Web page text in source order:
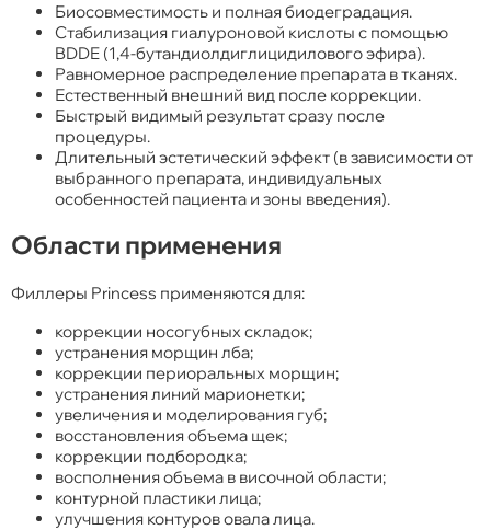
Биосовместимость и полная биодеградация.
Стабилизация гиалуроновой кислоты с помощью
BDDE (1,4-бутандиолдиглицидилового эфира).
Равномерное распределение препарата в тканях.
Естественный внешний вид после коррекции.
Быстрый видимый результат сразу после
процедуры.
Длительный эстетический эффект (в зависимости от
выбранного препарата, индивидуальных
особенностей пациента и зоны введения).
Области применения
Филлеры Princess применяются для:
коррекции носогубных складок;
устранения морщин лба;
коррекции периоральных морщин;
устранения линий марионетки;
увеличения и моделирования губ;
восстановления объема щек;
коррекции подбородка;
восполнения объема в височной области;
контурной пластики лица;
улучшения контуров овала лица.